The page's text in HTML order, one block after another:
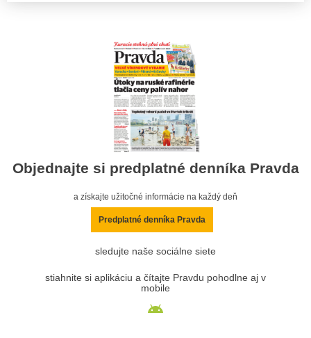
Objednajte si predplatné denníka Pravda
a získajte užitočné informácie na každý deň
Predplatné denníka Pravda
sledujte naše sociálne siete
stiahnite si aplikáciu a čítajte Pravdu pohodlne aj v
mobile